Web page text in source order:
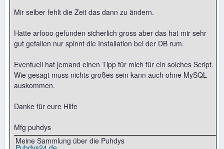
Mir selber fehlt die Zeit das dann zu ändern.
Hatte arfooo gefunden sicherlich gross aber das hat mir sehr
gut gefallen nur spinnt die Installation bei der DB rum.
Eventuell hat jemand einen Tipp für mich für ein solches Script.
Wie gesagt muss nichts großes sein kann auch ohne MySQL
auskommen.
Danke für eure Hilfe
Mfg puhdys
Meine Sammlung über die Puhdys